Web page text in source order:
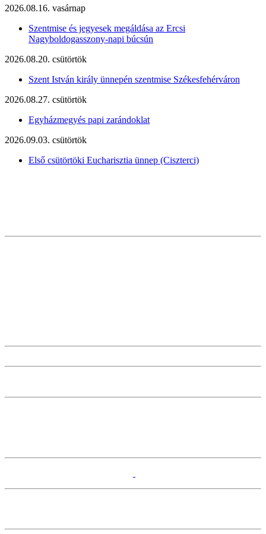
2026.08.16. vasárnap
Szentmise és jegyesek megáldása az Ercsi
Nagyboldogasszony-napi búcsún
2026.08.20. csütörtök
Szent István király ünnepén szentmise Székesfehérváron
2026.08.27. csütörtök
Egyházmegyés papi zarándoklat
2026.09.03. csütörtök
Első csütörtöki Eucharisztia ünnep (Ciszterci)